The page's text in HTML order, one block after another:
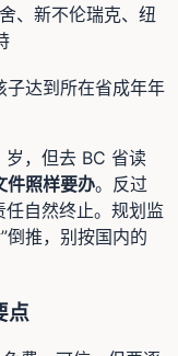
、新不伦瑞克、纽
子达到所在省成年年
岁，但去 BC 省读
件照样要办。反过
自然终止。规划监
倒推，别按国内的
点